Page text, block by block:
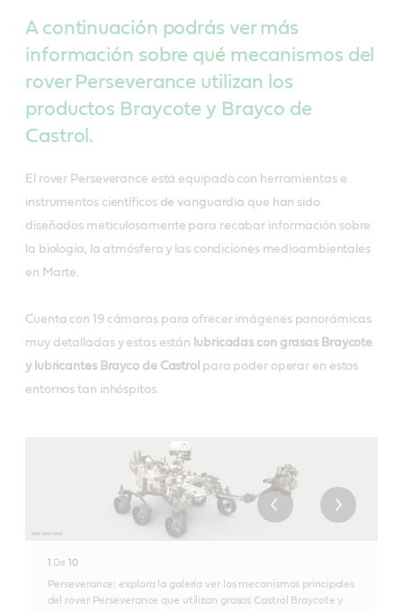
A continuación podrás ver más
información sobre qué mecanismos del
rover Perseverance utilizan los
productos Braycote y Brayco de
Castrol.
El rover Perseverance está equipado con herramientas e
instrumentos científicos de vanguardia que han sido
diseñados meticulosamente para recabar información sobre
la biología, la atmósfera y las condiciones medioambientales
en Marte.
Cuenta con 19 cámaras para ofrecer imágenes panorámicas
muy detalladas y estas están lubricadas con grasas Braycote
y lubricantes Brayco de Castrol para poder operar en estos
entornos tan inhóspitos.
1 De 10
Perseverance: explora la galería ver los mecanismos principales
del rover Perseverance que utilizan grasas Castrol Braycote y